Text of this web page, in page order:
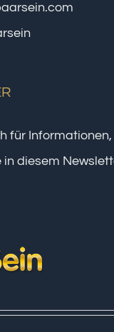
für
in diesem